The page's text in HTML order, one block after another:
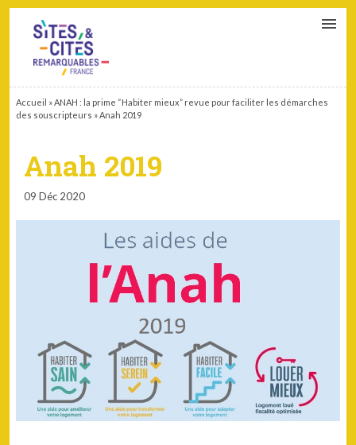
Accueil »ANAH : la prime “Habiter mieux” revue pour faciliter les démarches
des souscripteurs »Anah 2019
Anah 2019
09 Déc 2020